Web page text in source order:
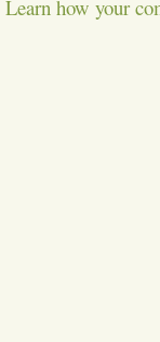
Learn how your